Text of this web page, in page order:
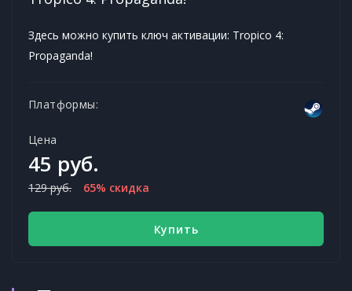
Здесь можно купить ключ активации: Tropico 4:
Propaganda!
Платформы:
Цена
45 руб.
129 руб. 65% скидка
Купить